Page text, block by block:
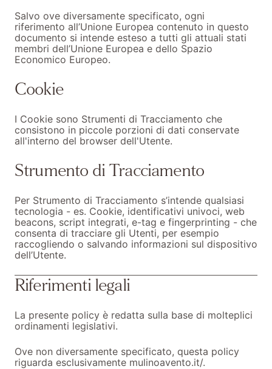
Salvo ove diversamente specificato, ogni
riferimento all’Unione Europea contenuto in questo
documento si intende esteso a tutti gli attuali stati
membri dell’Unione Europea e dello Spazio
Economico Europeo.
Cookie
I Cookie sono Strumenti di Tracciamento che
consistono in piccole porzioni di dati conservate
all'interno del browser dell'Utente.
Strumento di Tracciamento
Per Strumento di Tracciamento s’intende qualsiasi
tecnologia - es. Cookie, identificativi univoci, web
beacons, script integrati, e-tag e fingerprinting - che
consenta di tracciare gli Utenti, per esempio
raccogliendo o salvando informazioni sul dispositivo
dell’Utente.
Riferimenti legali
La presente policy è redatta sulla base di molteplici
ordinamenti legislativi.
Ove non diversamente specificato, questa policy
riguarda esclusivamente mulinoavento.it/.